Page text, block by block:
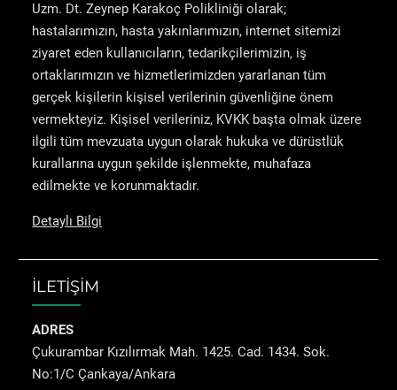
Uzm. Dt. Zeynep Karakoç Polikliniği olarak;
hastalarımızın, hasta yakınlarımızın, internet sitemizi
ziyaret eden kullanıcıların, tedarikçilerimizin, iş
ortaklarımızın ve hizmetlerimizden yararlanan tüm
gerçek kişilerin kişisel verilerinin güvenliğine önem
vermekteyiz. Kişisel verileriniz, KVKK başta olmak üzere
ilgili tüm mevzuata uygun olarak hukuka ve dürüstlük
kurallarına uygun şekilde işlenmekte, muhafaza
edilmekte ve korunmaktadır.
Detaylı Bilgi
İLETİŞİM
ADRES
Çukurambar Kızılırmak Mah. 1425. Cad. 1434. Sok.
No:1/C Çankaya/Ankara